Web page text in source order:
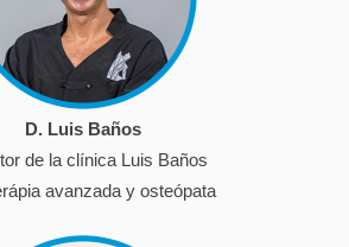
D. Luis Baños
de la clínica Luis Baños
avanzada y osteópata